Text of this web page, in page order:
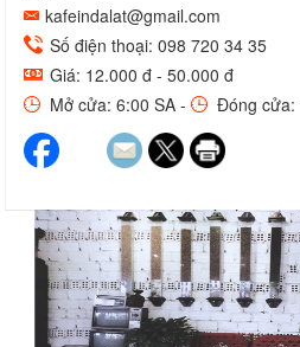
kafeindalat@gmail.com
Số điện thoại: 098 720 34 35
Giá: 12.000 đ - 50.000 đ
Mở cửa: 6:00 SA -
Đóng cửa: